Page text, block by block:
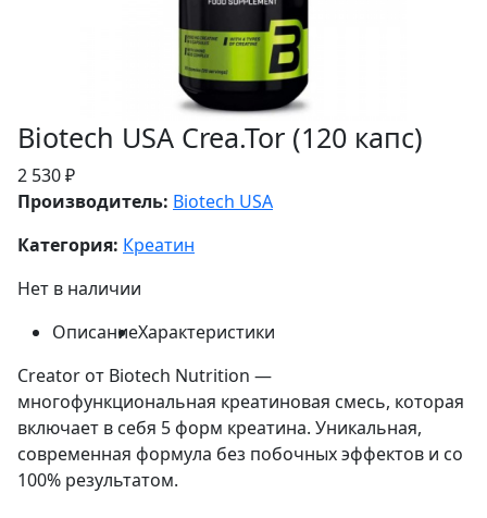
Biotech USA Crea.Tor (120 капс)
2 530 ₽
Производитель: Biotech USA
Категория: Креатин
Нет в наличии
ОписаниеХарактеристики
Creator от Biotech Nutrition —
многофункциональная креатиновая смесь, которая
включает в себя 5 форм креатина. Уникальная,
современная формула без побочных эффектов и со
100% результатом.